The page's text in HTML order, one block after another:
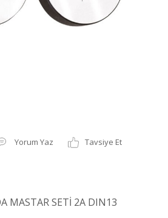
Yorum Yaz
Tavsiye Et
MASTAR SETİ 2A DIN13